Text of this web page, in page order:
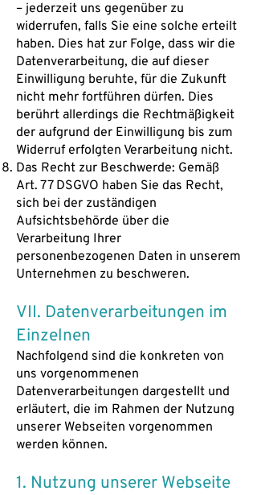
– jederzeit uns gegenüber zu
widerrufen, falls Sie eine solche erteilt
haben. Dies hat zur Folge, dass wir die
Datenverarbeitung, die auf dieser
Einwilligung beruhte, für die Zukunft
nicht mehr fortführen dürfen. Dies
berührt allerdings die Rechtmäßigkeit
der aufgrund der Einwilligung bis zum
Widerruf erfolgten Verarbeitung nicht.
Das Recht zur Beschwerde: Gemäß
Art. 77 DSGVO haben Sie das Recht,
sich bei der zuständigen
Aufsichtsbehörde über die
Verarbeitung Ihrer
personenbezogenen Daten in unserem
Unternehmen zu beschweren.
VII. Datenverarbeitungen im
Einzelnen
Nachfolgend sind die konkreten von
uns vorgenommenen
Datenverarbeitungen dargestellt und
erläutert, die im Rahmen der Nutzung
unserer Webseiten vorgenommen
werden können.
1. Nutzung unserer Webseite